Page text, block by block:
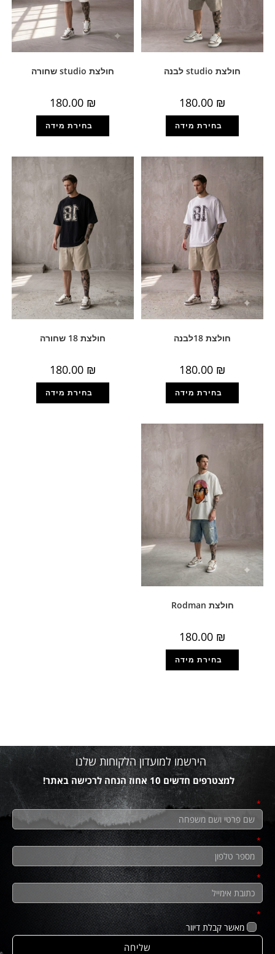
חולצת studio לבנה
180.00 ₪
חולצת studio שחורה
180.00 ₪
חולצת 18לבנה
180.00 ₪
חולצת 18 שחורה
180.00 ₪
חולצת Rodman
180.00 ₪
הירשמו למועדון הלקוחות שלנו
למצטרפים חדשים 10 אחוז הנחה לרכישה באתר!
מאשר קבלת דיוור
שליחה